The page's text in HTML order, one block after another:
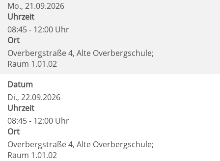
Mo., 21.09.2026
Uhrzeit
08:45 - 12:00 Uhr
Ort
Overbergstraße 4, Alte Overbergschule;
Raum 1.01.02
Datum
Di., 22.09.2026
Uhrzeit
08:45 - 12:00 Uhr
Ort
Overbergstraße 4, Alte Overbergschule;
Raum 1.01.02